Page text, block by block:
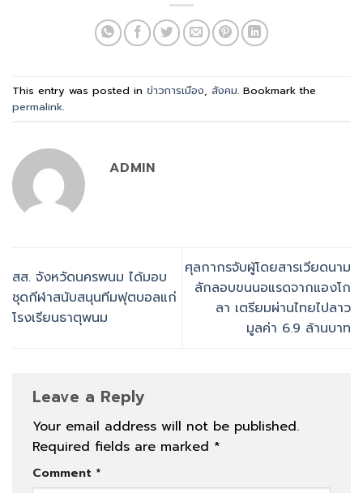
This entry was posted in ข่าวการเมือง, สังคม. Bookmark the
permalink.
ADMIN
สส. จังหวัดนครพนม ได้มอบ
ชุดกีฬาสนับสนุนทีมฟุตบอลแก่
โรงเรียนธาตุพนม
ศุลกากรจับผู้โดยสารเวียดนาม
ลักลอบขนนอแรดจากแองโก
ลา เตรียมผ่านไทยไปลาว
มูลค่า 6.9 ล้านบาท
Leave a Reply
Your email address will not be published.
Required fields are marked *
Comment *